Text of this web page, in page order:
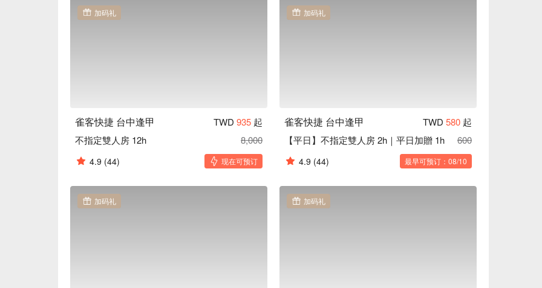
加码礼
雀客快捷 台中逢甲 TWD 935 起
不指定雙人房 12h
8,000
4.9 (44) 现在可预订
加码礼
雀客快捷 台中逢甲 TWD 580 起
【平日】不指定雙人房 2h｜平日加贈 1h
600
4.9 (44) 最早可预订：08/10
加码礼 加码礼